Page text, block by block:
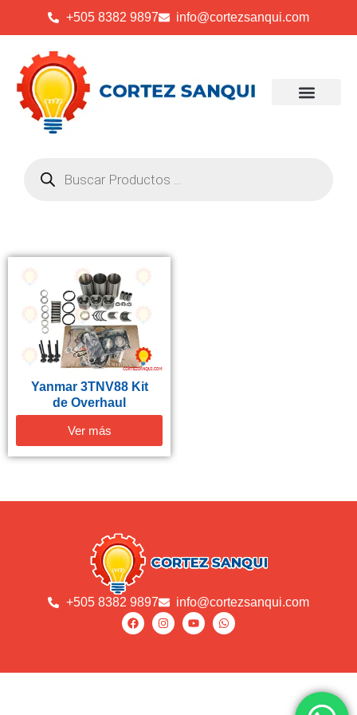
+505 8382 9897 info@cortezsanqui.com
Yanmar 3TNV88 Kit
de Overhaul
Ver más
+505 8382 9897 info@cortezsanqui.com